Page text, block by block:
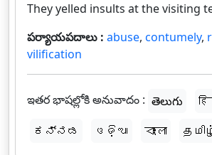
They yelled insults at the visiting
పర్యాయపదాలు : abuse, contumely,
vilification
ఇతర భాషల్లోకి అనువాదం : తెలుగు
ಕನ್ನಡ
ଓଡ଼ିଆ বাংলা